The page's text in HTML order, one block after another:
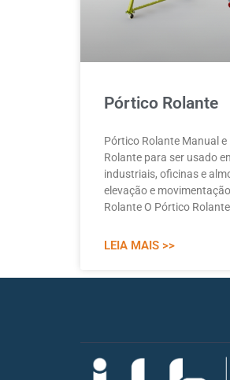
Pórtico Rolante
Pórtico Rolante Manual
Rolante para ser usado
industriais, oficinas e
elevação e
Rolante O Pórtico
LEIA MAIS >>